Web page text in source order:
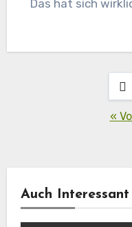
Das hat sich
«
Auch Interessant